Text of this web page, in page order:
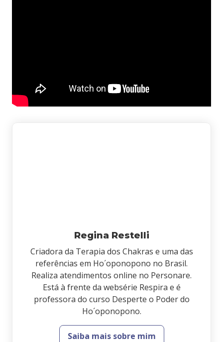
Regina Restelli
Criadora da Terapia dos Chakras e uma das
referências em Ho´oponopono no Brasil.
Realiza atendimentos online no Personare.
Está à frente da websérie Respira e é
professora do curso Desperte o Poder do
Ho´oponopono.
Saiba mais sobre mim